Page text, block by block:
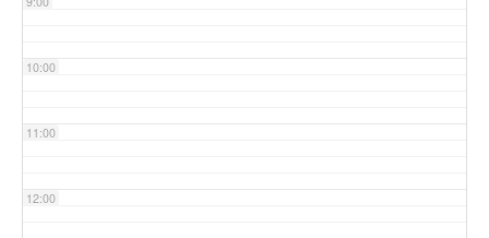
10:00
11:00
12:00